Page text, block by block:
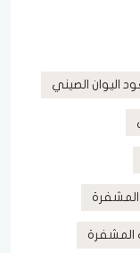
اليوان الصيني
المشفرة
المشفرة